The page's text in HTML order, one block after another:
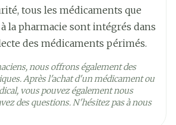
et peut réduire
par d'autres
antifongiques. En cas
un traitement acaricide
appliqué. Avant l'application
vétérinaire, le conduit auditif
examiné avec soin afin de
de mise sur le
les coordonnées figurant à la
ou par l'intermédiaire de
national}.
tous les médicaments que
la pharmacie sont intégrés dans
des médicaments périmés.
nous offrons également des
Après l'achat d'un médicament ou
vous pouvez également nous
des questions. N'hésitez pas à nous